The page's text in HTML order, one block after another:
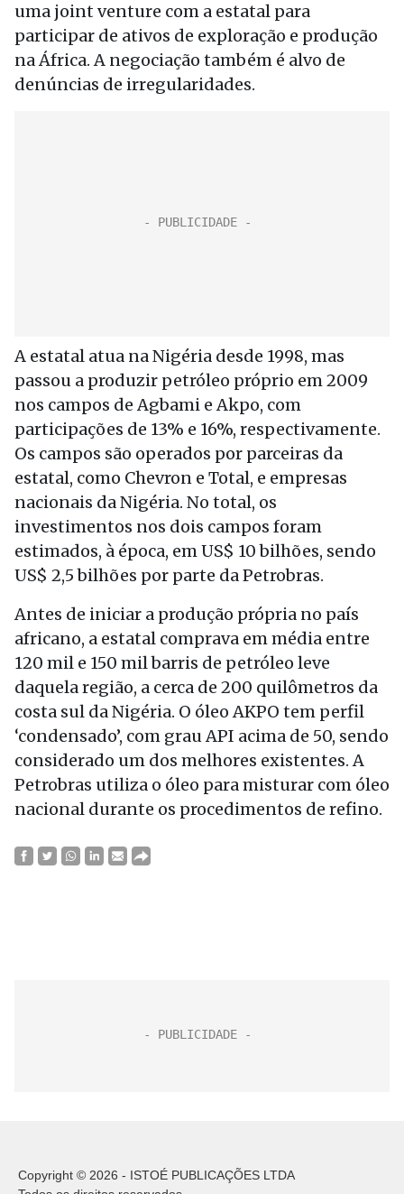
uma joint venture com a estatal para
participar de ativos de exploração e produção
na África. A negociação também é alvo de
denúncias de irregularidades.
A estatal atua na Nigéria desde 1998, mas
passou a produzir petróleo próprio em 2009
nos campos de Agbami e Akpo, com
participações de 13% e 16%, respectivamente.
Os campos são operados por parceiras da
estatal, como Chevron e Total, e empresas
nacionais da Nigéria. No total, os
investimentos nos dois campos foram
estimados, à época, em US$ 10 bilhões, sendo
US$ 2,5 bilhões por parte da Petrobras.
Antes de iniciar a produção própria no país
africano, a estatal comprava em média entre
120 mil e 150 mil barris de petróleo leve
daquela região, a cerca de 200 quilômetros da
costa sul da Nigéria. O óleo AKPO tem perfil
‘condensado’, com grau API acima de 50, sendo
considerado um dos melhores existentes. A
Petrobras utiliza o óleo para misturar com óleo
nacional durante os procedimentos de refino.
Copyright © 2026 - ISTOÉ PUBLICAÇÕES LTDA